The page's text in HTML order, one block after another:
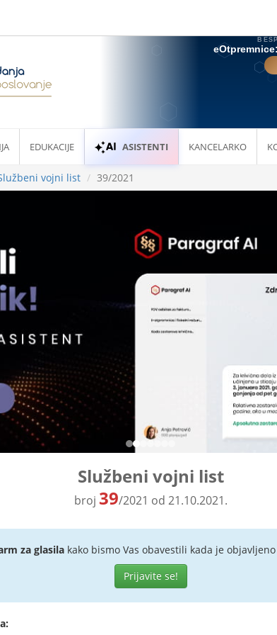
EDUKACIJE ASISTENTI KANCELARKO
vojni list 39/2021
Službeni vojni list
broj 39/2021 od 21.10.2021.
za glasilakako bismo Vas obavestili kada je
Prijavite se!